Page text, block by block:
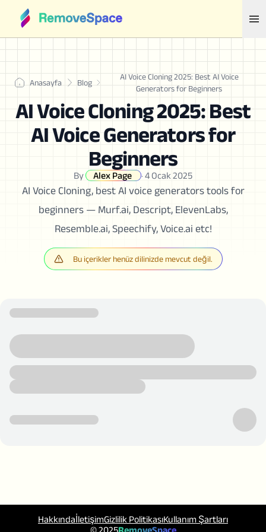
Anasayfa Blog
AI Voice Cloning 2025: Best AI Voice
Generators for Beginners
AI Voice Cloning 2025: Best
AI Voice Generators for
Beginners
By Alex Page · 4 Ocak 2025
AI Voice Cloning, best AI voice generators tools for
beginners — Murf.ai, Descript, ElevenLabs,
Resemble.ai, Speechify, Voice.ai etc!
Bu içerikler henüz dilinizde mevcut değil.
© 2025RemoveSpace
HakkındaİletişimGizlilik PolitikasıKullanım Şartları